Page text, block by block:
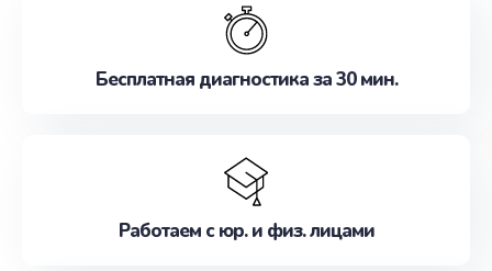
Бесплатная диагностика за 30 мин.
Работаем с юр. и физ. лицами